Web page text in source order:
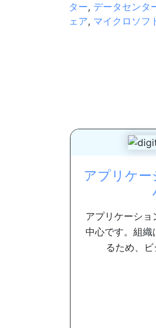
ター, データセンタ
ェア, マイクロソフ
アプリケー
アプリケーシ
中心です。組織
るため、